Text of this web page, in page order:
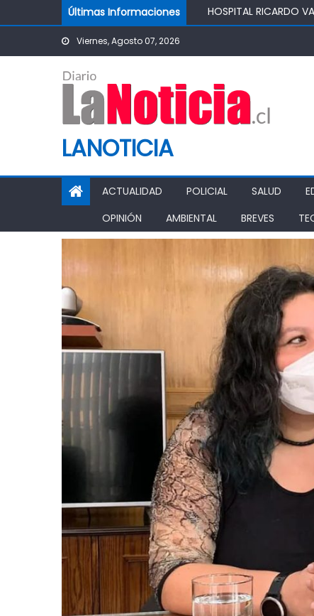
Skip to contentÚltimas Informaciones
SALUDABLE
IMPULSA AGUA DE
AGRÍCOLA
PASO PEHUENCHE
SIGUEN LOS CIERRES
Viernes, Agosto 07, 2026
LANOTICIA
ACTUALIDAD POLICIAL SALUD
OPINIÓN
AMBIENTAL BREVES